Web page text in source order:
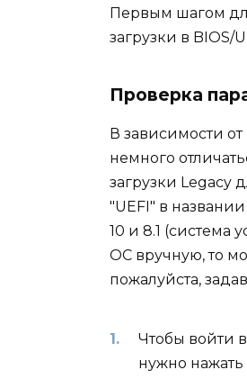
Первым шагом
загрузки в BIOS/
Проверка
В зависимости
немного
загрузки Legacy
"UEFI" в
10 и 8.1 (система
ОС вручную, то
пожалуйста,
Чтобы войти
нужно